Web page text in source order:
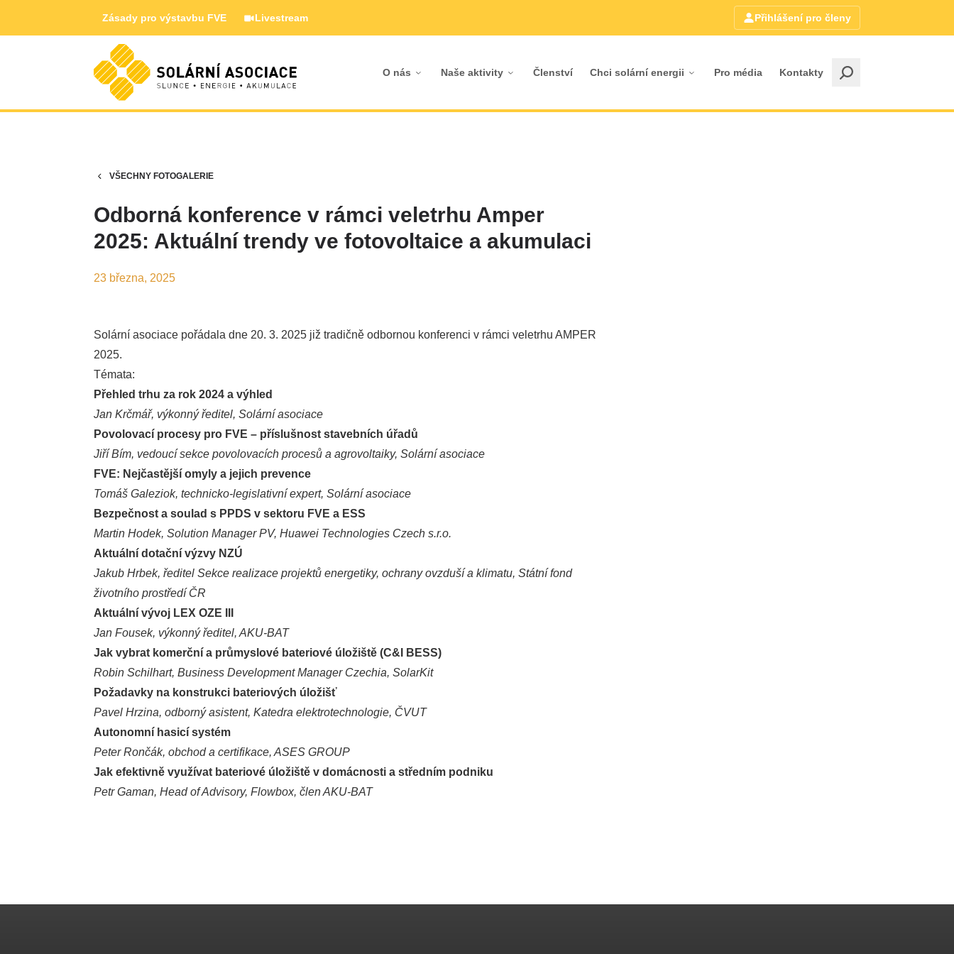
Zásady pro výstavbu FVE Livestream Přihlášení pro členy
O nás Naše aktivity Členství Chci solární energii Pro média Kontakty
VŠECHNY FOTOGALERIE
Odborná konference v rámci veletrhu Amper
2025: Aktuální trendy ve fotovoltaice a akumulaci
23 března, 2025
Solární asociace pořádala dne 20. 3. 2025 již tradičně odbornou konferenci v rámci veletrhu AMPER
2025.
Témata:
Přehled trhu za rok 2024 a výhled
Jan Krčmář, výkonný ředitel, Solární asociace
Povolovací procesy pro FVE – příslušnost stavebních úřadů
Jiří Bím, vedoucí sekce povolovacích procesů a agrovoltaiky, Solární asociace
FVE: Nejčastější omyly a jejich prevence
Tomáš Galeziok, technicko-legislativní expert, Solární asociace
Bezpečnost a soulad s PPDS v sektoru FVE a ESS
Martin Hodek, Solution Manager PV, Huawei Technologies Czech s.r.o.
Aktuální dotační výzvy NZÚ
Jakub Hrbek, ředitel Sekce realizace projektů energetiky, ochrany ovzduší a klimatu, Státní fond
životního prostředí ČR
Aktuální vývoj LEX OZE III
Jan Fousek, výkonný ředitel, AKU-BAT
Jak vybrat komerční a průmyslové bateriové úložiště (C&I BESS)
Robin Schilhart, Business Development Manager Czechia, SolarKit
Požadavky na konstrukci bateriových úložišť
Pavel Hrzina, odborný asistent, Katedra elektrotechnologie, ČVUT
Autonomní hasicí systém
Peter Rončák, obchod a certifikace, ASES GROUP
Jak efektivně využívat bateriové úložiště v domácnosti a středním podniku
Petr Gaman, Head of Advisory, Flowbox, člen AKU-BAT